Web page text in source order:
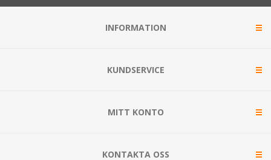
INFORMATION
KUNDSERVICE
MITT KONTO
KONTAKTA OSS